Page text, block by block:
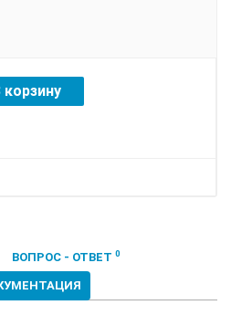
корзину
ВОПРОС - ОТВЕТ 0